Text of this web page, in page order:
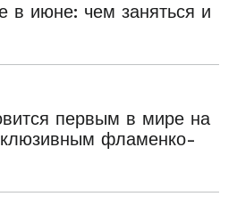
июне: чем заняться и
первым в мире на
фламенко-